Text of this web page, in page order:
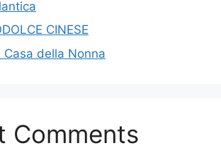
CINESE
Casa della Nonna
Comments